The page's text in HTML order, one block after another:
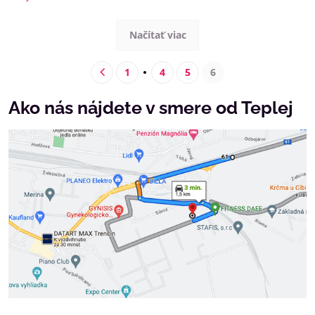
Načítať viac
1 4 5 6
Ako nás nájdete v smere od Teplej